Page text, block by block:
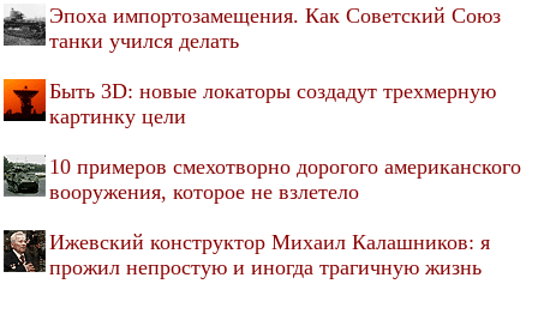
Эпоха импортозамещения. Как Советский Союз
танки учился делать
Быть 3D: новые локаторы создадут трехмерную
картинку цели
10 примеров смехотворно дорогого американского
вооружения, которое не взлетело
Ижевский конструктор Михаил Калашников: я
прожил непростую и иногда трагичную жизнь